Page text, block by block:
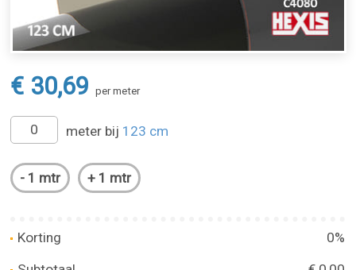
€ 30,69 per meter
meter bij 123 cm
Korting
0%